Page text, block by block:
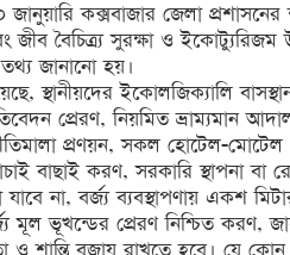
কক্সবাজার জেলা
জীব বৈচিত্র্য সুরক্ষা ও ইকোট্যুরিজম
জানানো হয়।
স্থানীয়দের ইকোলজিক্যালি
প্রেরণ, নিয়মিত ভ্রাম্যমান
প্রণয়ন, সকল হোটেল-মোটেল
বাছাই করণ, সরকারি স্থাপনা
না, বর্জ্য ব্যবস্থাপণায় একশ
মূল ভূখন্ডের প্রেরণ নিশ্চিত করণ,
ও শান্তি বজায় রাখতে হবে।